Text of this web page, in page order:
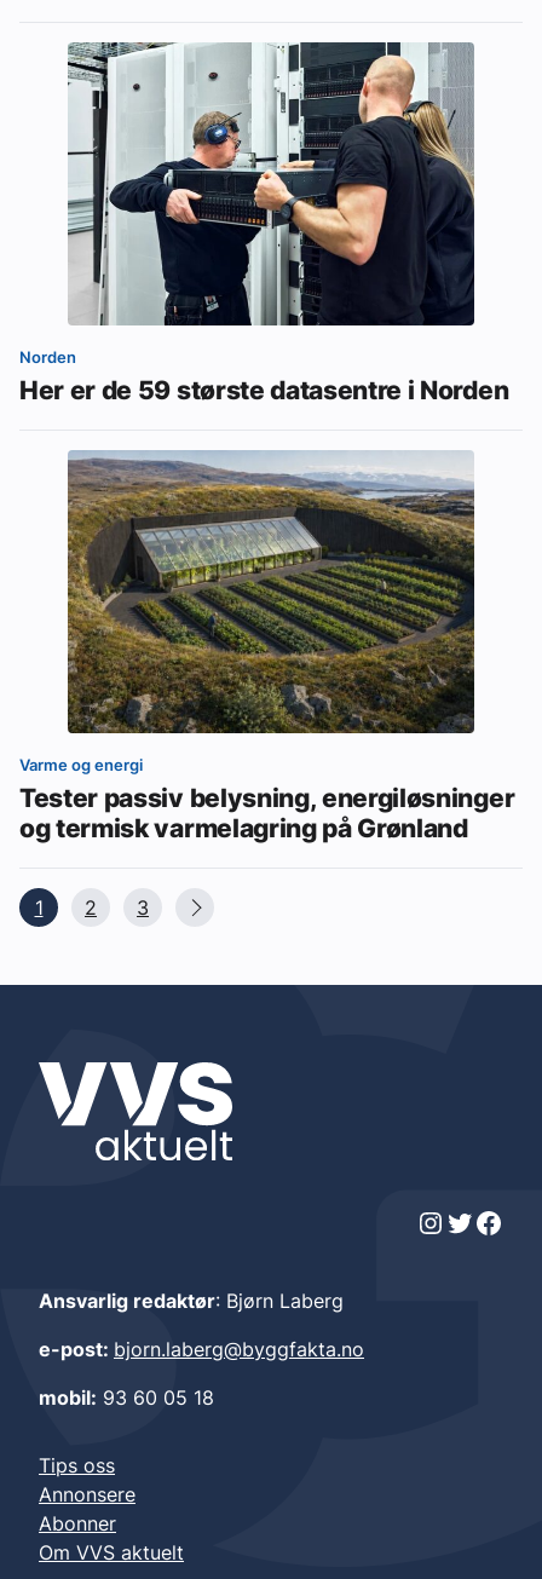
Norden
Her er de 59 største datasentre i Norden
Varme og energi
Tester passiv belysning, energiløsninger
og termisk varmelagring på Grønland
1 2 3
Instagram Twitter Facebook
Ansvarlig redaktør: Bjørn Laberg
e-post: bjorn.laberg@byggfakta.no
mobil: 93 60 05 18
Tips oss
Annonsere
Abonner
Om VVS aktuelt